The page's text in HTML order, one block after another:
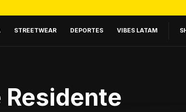
STREETWEAR DEPORTES VIBES LATAM